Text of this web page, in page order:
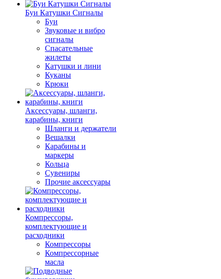
Буи Катушки Сигналы
Буи
Звуковые и вибро
сигналы
Спасательные
жилеты
Катушки и лини
Куканы
Крюки
Аксессуары, шланги,
карабины, книги
Шланги и держатели
Вешалки
Карабины и
маркеры
Кольца
Сувениры
Прочие аксессуары
Компрессоры,
комплектующие и
расходники
Компрессоры
Компрессорные
масла